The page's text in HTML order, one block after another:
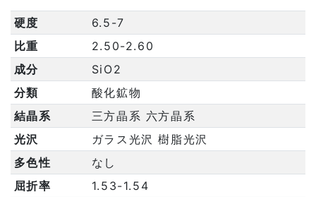
硬度
6.5-7
比重
2.50-2.60
成分
SiO2
分類
酸化鉱物
結晶系
三方晶系 六方晶系
光沢
ガラス光沢 樹脂光沢
多色性
なし
屈折率
1.53-1.54